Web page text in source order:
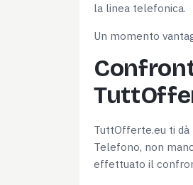
la linea telefonica.
Un momento
TuttOfferte.eu ti
Telefono, non
effettuato il